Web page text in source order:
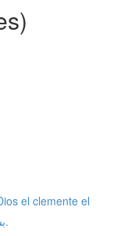
el clemente el
misericordioso بسم الله الرحمن الرحيم.